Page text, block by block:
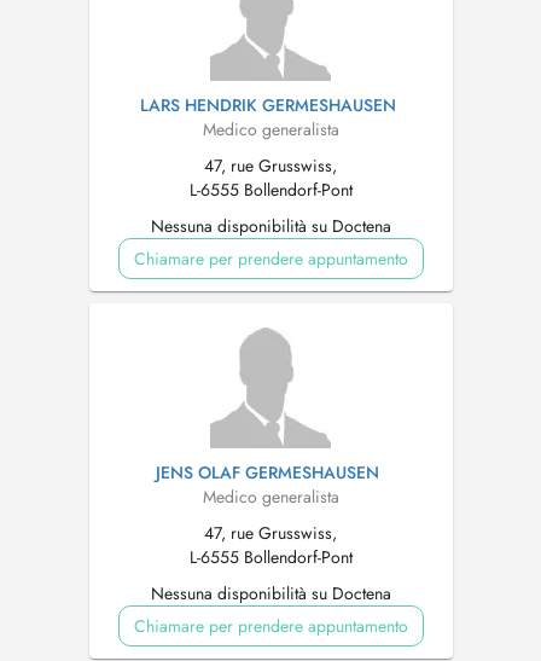
LARS HENDRIK GERMESHAUSEN
Medico generalista
47, rue Grusswiss,
L-6555 Bollendorf-Pont
Nessuna disponibilità su Doctena
Chiamare per prendere appuntamento
JENS OLAF GERMESHAUSEN
Medico generalista
47, rue Grusswiss,
L-6555 Bollendorf-Pont
Nessuna disponibilità su Doctena
Chiamare per prendere appuntamento